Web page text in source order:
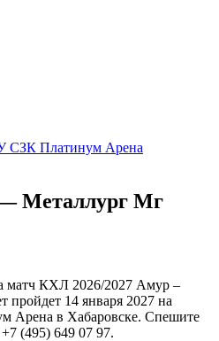
СЗК Платинум Арена
Металлург Мг
матч КХЛ 2026/2027 Амур –
пройдет 14 января 2027 на
Арена в Хабаровске. Спешите
(495) 649 07 97.